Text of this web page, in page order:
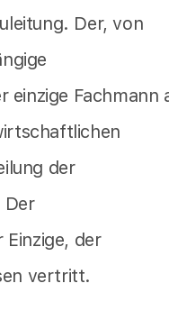
Der, von
einzige Fachmann
der
Der
Einzige, der
vertritt.